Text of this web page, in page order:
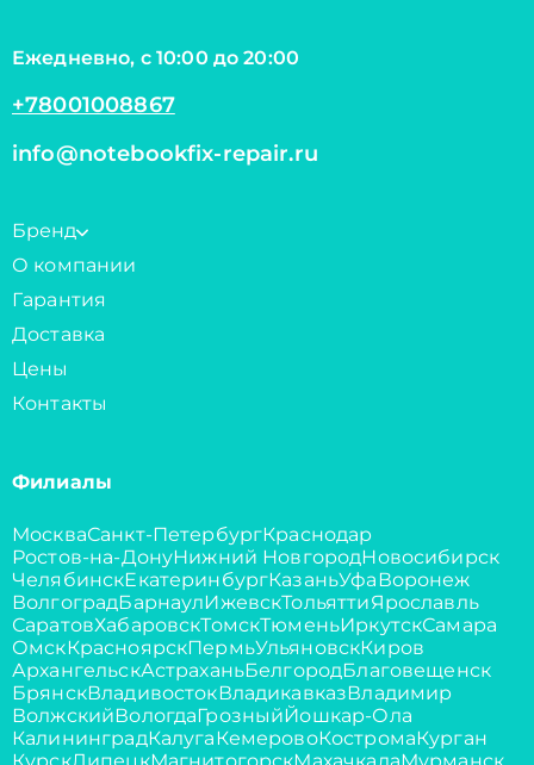
Ежедневно, с 10:00 до 20:00
+78001008867
info@notebookfix-repair.ru
Бренд
О компании
Гарантия
Доставка
Цены
Контакты
Филиалы
МоскваСанкт-ПетербургКраснодар
Ростов-на-ДонуНижний НовгородНовосибирск
ЧелябинскЕкатеринбургКазаньУфаВоронеж
ВолгоградБарнаулИжевскТольяттиЯрославль
СаратовХабаровскТомскТюменьИркутскСамара
ОмскКрасноярскПермьУльяновскКиров
АрхангельскАстраханьБелгородБлаговещенск
БрянскВладивостокВладикавказВладимир
ВолжскийВологдаГрозныйЙошкар-Ола
КалининградКалугаКемеровоКостромаКурган